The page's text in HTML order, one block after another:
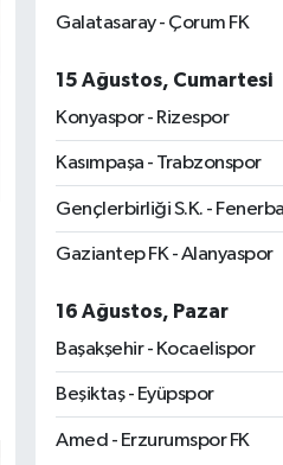
Galatasaray - Çorum FK
15 Ağustos, Cumartesi
Konyaspor - Rizespor
Kasımpaşa - Trabzonspor
Gençlerbirliği S.K. -
Gaziantep FK - Alanyaspor
16 Ağustos, Pazar
Başakşehir - Kocaelispor
Beşiktaş - Eyüpspor
Amed - Erzurumspor FK